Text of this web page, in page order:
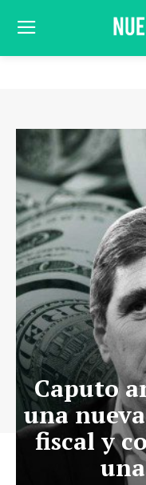
Caputo
una
fiscal y